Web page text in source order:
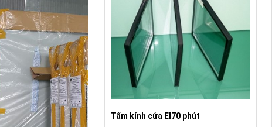
Tấm kính cửa EI70 phút